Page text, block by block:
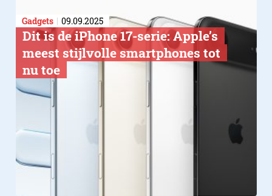
Gadgets 09.09.2025
Dit is de iPhone 17-serie: Apple’s
meest stijlvolle smartphones tot
nu toe